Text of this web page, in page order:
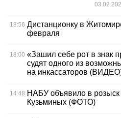
18:56 Дистанционку в
февраля
18:00 «Зашил себе рот в знак
судят одного из
на инкассаторов
14:48 НАБУ объявило в розыск
Кузьминых (ФОТО)